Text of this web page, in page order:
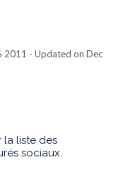
2011 - Updated on Dec
la liste des
sociaux.